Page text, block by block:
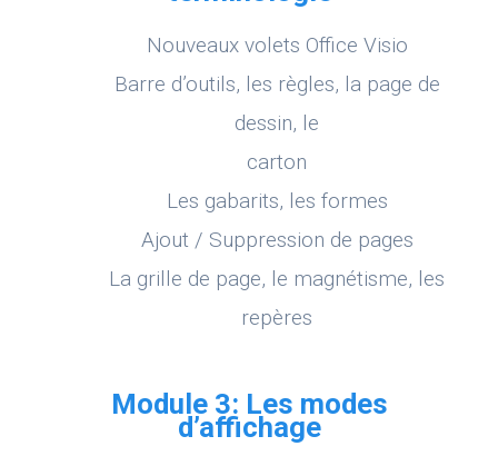
Nouveaux volets Office Visio
Barre d’outils, les règles, la page de
dessin, le
carton
Les gabarits, les formes
Ajout / Suppression de pages
La grille de page, le magnétisme, les
repères
Module 3: Les modes
d’affichage